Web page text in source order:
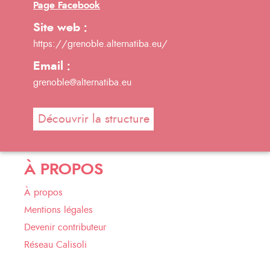
Page Facebook
Site web :
https://grenoble.alternatiba.eu/
Email :
grenoble@alternatiba.eu
Découvrir la structure
À PROPOS
À propos
Mentions légales
Devenir contributeur
Réseau Calisoli